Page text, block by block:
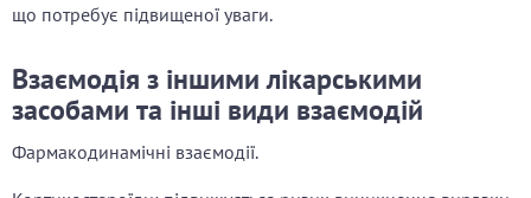
що потребує підвищеної уваги.
Взаємодія з іншими лікарськими
засобами та інші види взаємодій
Фармакодинамічні взаємодії.